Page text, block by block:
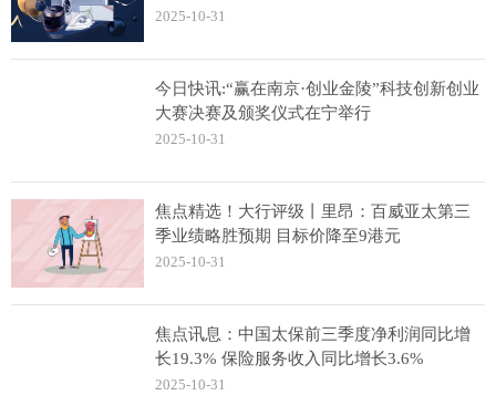
2025-10-31
今日快讯:“赢在南京·创业金陵”科技创新创业
大赛决赛及颁奖仪式在宁举行
2025-10-31
焦点精选！大行评级丨里昂：百威亚太第三
季业绩略胜预期 目标价降至9港元
2025-10-31
焦点讯息：中国太保前三季度净利润同比增
长19.3% 保险服务收入同比增长3.6%
2025-10-31